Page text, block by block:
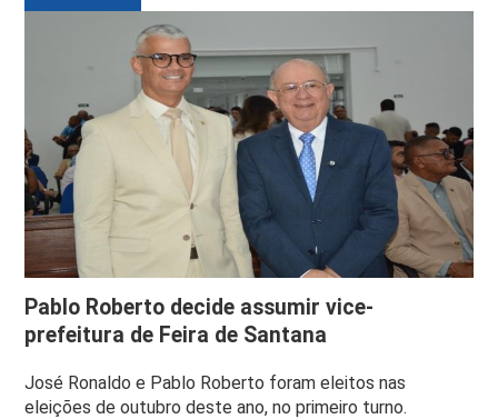
Pablo Roberto decide assumir vice-
prefeitura de Feira de Santana
José Ronaldo e Pablo Roberto foram eleitos nas
eleições de outubro deste ano, no primeiro turno.